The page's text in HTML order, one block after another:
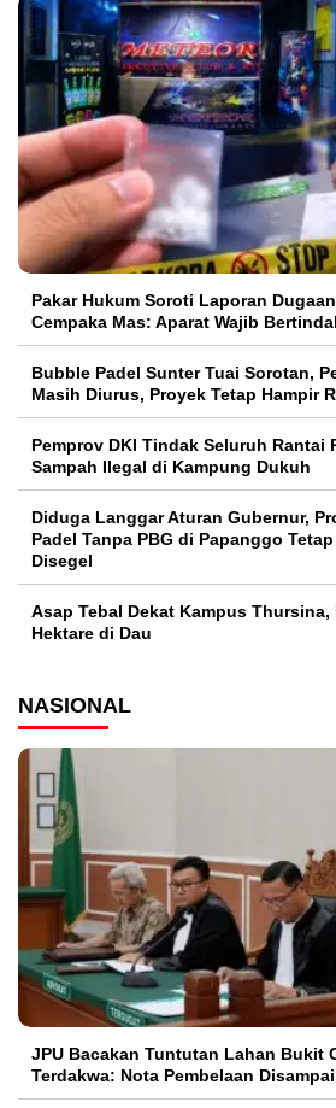
Pakar Hukum Soroti Laporan
Cempaka Mas: Aparat Wajib
Bubble Padel Sunter Tuai Sorotan,
Masih Diurus, Proyek Tetap Hampir
Pemprov DKI Tindak Seluruh Rantai
Sampah Ilegal di Kampung Dukuh
Diduga Langgar Aturan Gubernur,
Padel Tanpa PBG di Papanggo
Disegel
Asap Tebal Dekat Kampus
Hektare di Dau
NASIONAL
JPU Bacakan Tuntutan Lahan Bukit
Terdakwa: Nota Pembelaan